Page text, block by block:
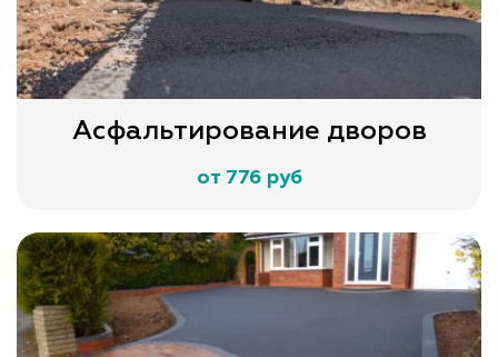
Асфальтирование дворов
от 776 руб